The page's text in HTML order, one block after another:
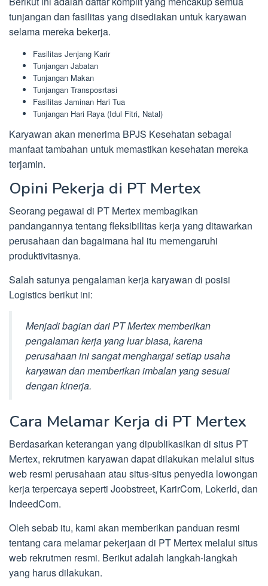
tunjangan dan fasilitas yang disediakan untuk karyawan
selama mereka bekerja.
Fasilitas Jenjang Karir
Tunjangan Jabatan
Tunjangan Makan
Tunjangan Transposrtasi
Fasilitas Jaminan Hari Tua
Tunjangan Hari Raya (Idul Fitri, Natal)
Karyawan akan menerima BPJS Kesehatan sebagai
manfaat tambahan untuk memastikan kesehatan mereka
terjamin.
Opini Pekerja di PT Mertex
Seorang pegawai di PT Mertex membagikan
pandangannya tentang fleksibilitas kerja yang ditawarkan
perusahaan dan bagaimana hal itu memengaruhi
produktivitasnya.
Salah satunya pengalaman kerja karyawan di posisi
Logistics berikut ini:
Menjadi bagian dari PT Mertex memberikan
pengalaman kerja yang luar biasa, karena
perusahaan ini sangat menghargai setiap usaha
karyawan dan memberikan imbalan yang sesuai
dengan kinerja.
Cara Melamar Kerja di PT Mertex
Berdasarkan keterangan yang dipublikasikan di situs PT
Mertex, rekrutmen karyawan dapat dilakukan melalui situs
web resmi perusahaan atau situs-situs penyedia lowongan
kerja terpercaya seperti Joobstreet, KarirCom, LokerId, dan
IndeedCom.
Oleh sebab itu, kami akan memberikan panduan resmi
tentang cara melamar pekerjaan di PT Mertex melalui situs
web rekrutmen resmi. Berikut adalah langkah-langkah
yang harus dilakukan.